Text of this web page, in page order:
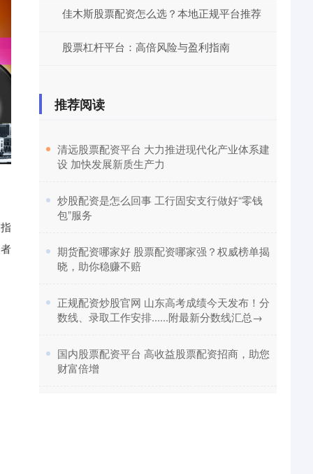
佳木斯股票配资怎么选？本地正规平台推荐
股票杠杆平台：高倍风险与盈利指南
推荐阅读
​清远股票配资平台 大力推进现代化产业体系建
设 加快发展新质生产力
​炒股配资是怎么回事 工行固安支行做好“零钱
包”服务
​期货配资哪家好 股票配资哪家强？权威榜单揭
晓，助你稳赚不赔
​正规配资炒股官网 山东高考成绩今天发布！分
数线、录取工作安排......附最新分数线汇总→
​国内股票配资平台 高收益股票配资招商，助您
财富倍增